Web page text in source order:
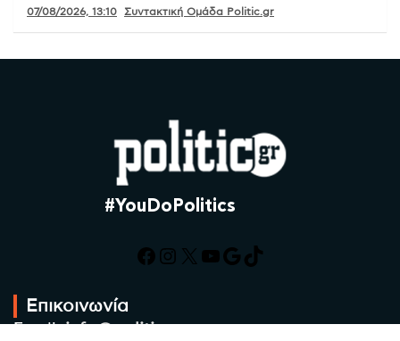
07/08/2026, 13:10 Συντακτική Ομάδα Politic.gr
#YouDoPolitics
Facebook
Instagram
X YouTube
Google
TikTok
Επικοινωνία
Email: